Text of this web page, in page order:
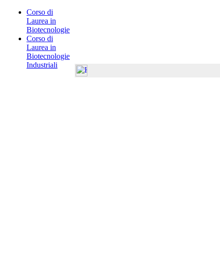
Corso di
Laurea in
Biotecnologie
Corso di
Laurea in
Biotecnologie
Industriali